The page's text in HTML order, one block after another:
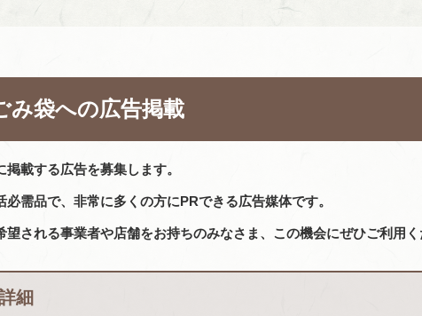
み袋への広告掲載
掲載する広告を募集します。
必需品で、非常に多くの方にPRできる広告媒体です。
望される事業者や店舗をお持ちのみなさま、この機会にぜひご利用く
細